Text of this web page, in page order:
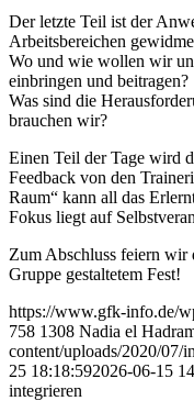
Der letzte Teil ist der
Arbeitsbereichen
Wo und wie wollen wir
einbringen und beitragen?
Was sind die
brauchen wir?
Einen Teil der Tage wird
Feedback von den
Raum“ kann all das
Fokus liegt auf
Zum Abschluss feiern wir
Gruppe gestaltetem Fest!
https://www.gfk-info.de/
758 1308 Nadia el
content/uploads/2020/07/
25 18:18:592026-06-15
integrieren